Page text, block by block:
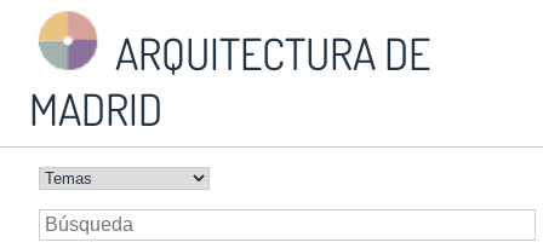
ARQUITECTURA DE
MADRID